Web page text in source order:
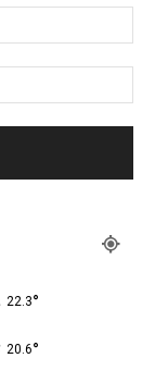
22.3°
20.6°